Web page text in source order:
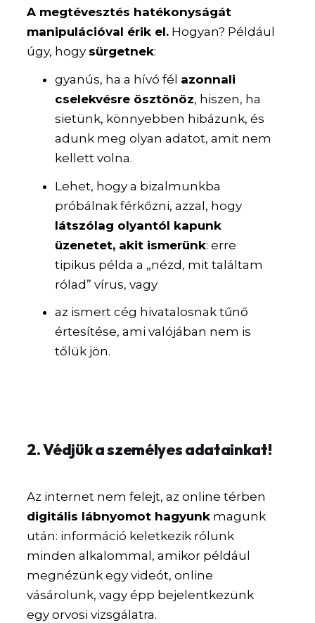
A megtévesztés hatékonyságát
manipulációval érik el. Hogyan? Például
úgy, hogy sürgetnek:
gyanús, ha a hívó fél azonnali
cselekvésre ösztönöz, hiszen, ha
sietünk, könnyebben hibázunk, és
adunk meg olyan adatot, amit nem
kellett volna.
Lehet, hogy a bizalmunkba
próbálnak férkőzni, azzal, hogy
látszólag olyantól kapunk
üzenetet, akit ismerünk: erre
tipikus példa a „nézd, mit találtam
rólad” vírus, vagy
az ismert cég hivatalosnak tűnő
értesítése, ami valójában nem is
tőlük jön.
2. Védjük a személyes adatainkat!
Az internet nem felejt, az online térben
digitális lábnyomot hagyunk magunk
után: információ keletkezik rólunk
minden alkalommal, amikor például
megnézünk egy videót, online
vásárolunk, vagy épp bejelentkezünk
egy orvosi vizsgálatra.